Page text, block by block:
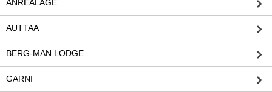
ANREALAGE
AUTTAA
BERG-MAN LODGE
GARNI